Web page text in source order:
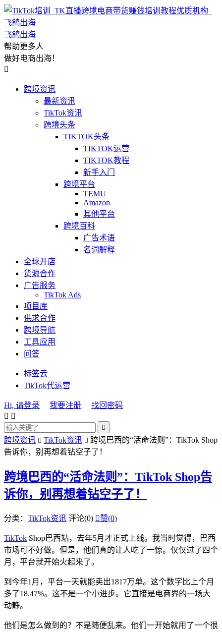
飞鸽出海
帮助更多人
做好电商出海！

跨境资讯
最新资讯
TikTok资讯
跨境头条
TIKTOK头条
TIKTOK运营
TIKTOK教程
新手入门
跨境平台
TEMU
Amazon
其他平台
跨境百科
广告术语
名词解释
全球开店
货源合作
广告服务
TikTok Ads
项目库
供求合作
跨境导航
工具应用
问答
标签云
TikTok代运营
Hi, 请登录 我要注册
找回密码
 

跨境资讯  TikTok资讯  跨境巴西的“活命法则”：TikTok Shop
告诉你，别再想着钻空子了！
跨境巴西的“活命法则”：TikTok Shop告
诉你，别再想着钻空子了！
分类： TikTok资讯 评论(0) 赞(0)
TikTok Shop巴西站，去年5月才正式上线。我当时觉得，巴西
市场可不好做。但是，他们真的让人吃了一惊。仅仅过了四个
月，平台就开始火起来了。
到今年1月，平台一天就能卖出1817万单。这个数字比上个月
多了18.47%。这不是一个小进步。它直接是电商界的一场大
动静。
他们是怎么做到的？不是随便乱来。他们一开始就用了一个很